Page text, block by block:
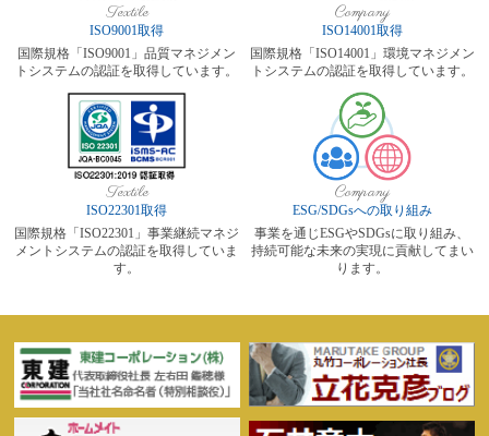
Textile
ISO9001取得
国際規格「ISO9001」品質マネジメン
トシステムの認証を取得しています。
Company
ISO14001取得
国際規格「ISO14001」環境マネジメン
トシステムの認証を取得しています。
Textile
ISO22301取得
国際規格「ISO22301」事業継続マネジ
メントシステムの認証を取得していま
す。
Company
ESG/SDGsへの取り組み
事業を通じESGやSDGsに取り組み、
持続可能な未来の実現に貢献してまい
ります。